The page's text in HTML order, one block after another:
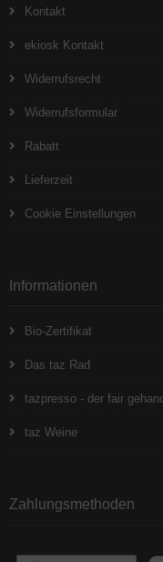
Kontakt
ekiosk Kontakt
Widerrufsrecht
Widerrufsformular
Rabatt
Lieferzeit
Cookie Einstellungen
Informationen
Bio-Zertifikat
Das taz Rad
tazpresso - der fair
taz Weine
Zahlungsmethoden